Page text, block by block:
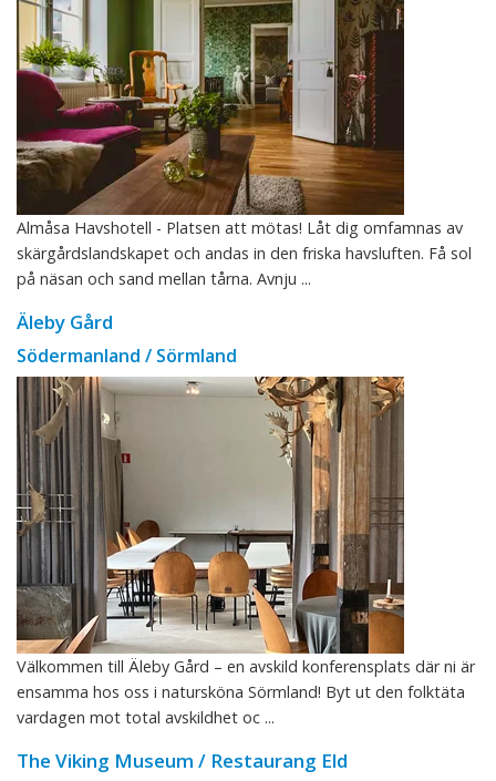
Almåsa Havshotell - Platsen att mötas! Låt dig omfamnas av
skärgårdslandskapet och andas in den friska havsluften. Få sol
på näsan och sand mellan tårna. Avnju ...
Äleby Gård
Södermanland / Sörmland
Välkommen till Äleby Gård – en avskild konferensplats där ni är
ensamma hos oss i natursköna Sörmland! Byt ut den folktäta
vardagen mot total avskildhet oc ...
The Viking Museum / Restaurang Eld